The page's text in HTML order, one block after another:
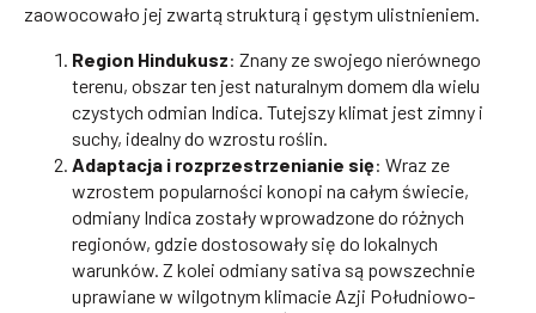
zaowocowało jej zwartą strukturą i gęstym ulistnieniem.
Region Hindukusz: Znany ze swojego nierównego
terenu, obszar ten jest naturalnym domem dla wielu
czystych odmian Indica. Tutejszy klimat jest zimny i
suchy, idealny do wzrostu roślin.
Adaptacja i rozprzestrzenianie się: Wraz ze
wzrostem popularności konopi na całym świecie,
odmiany Indica zostały wprowadzone do różnych
regionów, gdzie dostosowały się do lokalnych
warunków. Z kolei odmiany sativa są powszechnie
uprawiane w wilgotnym klimacie Azji Południowo-